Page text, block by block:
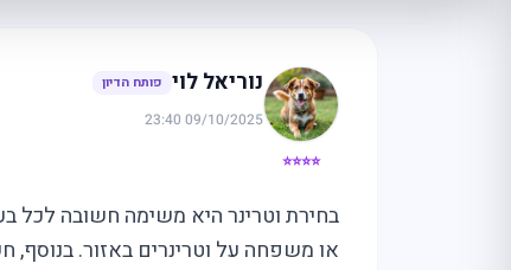
⭐⭐⭐⭐
נוריאל לוי פותח הדיון
09/10/2025 23:40
בחירת וטרינר היא משימה חשובה לכל
או משפחה על וטרינרים באזור. בנוסף,